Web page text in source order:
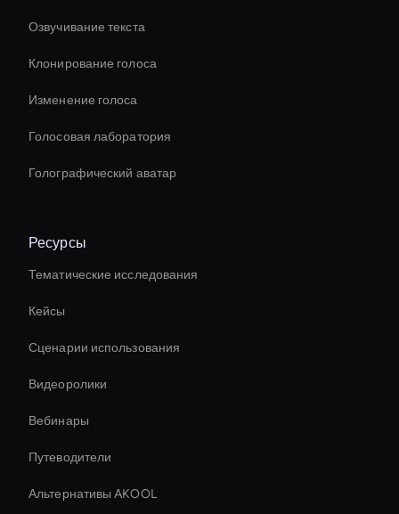
Озвучивание текста
Клонирование голоса
Изменение голоса
Голосовая лаборатория
Голографический аватар
Ресурсы
Тематические исследования
Кейсы
Сценарии использования
Видеоролики
Вебинары
Путеводители
Альтернативы AKOOL